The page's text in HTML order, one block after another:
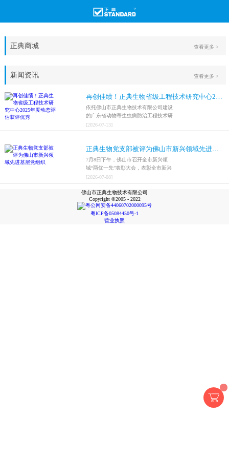
正典商城 查看更多 >
新闻资讯
再创佳绩！正典生物省级工程技术研究中心2025年度动态评估获评优秀
依托佛山市正典生物技术有限公司建设
的广东省动物寄生虫病防治工程技术研
究中心，在全省参评科研平台中综合表
现突出，成功获评最高评价等级“优
[2026-07-13]
正典生物党支部被评为佛山市新兴领域先进基层党组织
7月8日下午，佛山市召开全市新兴领
域“两优一先”表彰大会，表彰全市新兴
领域优秀共产党员、优秀党务工作者和
先进基层党组织，中共佛山市正典生物
技术有限公司支部委员会被评为佛山市
新兴领域先进基层党组织。
[2026-07-08]
查看更多 >
佛山市正典生物技术有限公司
Copyright ©2005 - 2022
粤公网安备44060702000095号
粤ICP备05084450号-1
营业执照